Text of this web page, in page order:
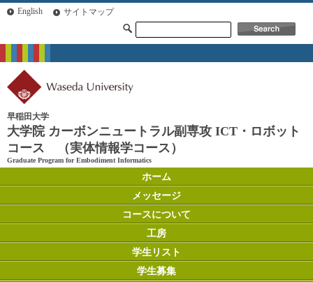
English サイトマップ
早稲田大学
大学院 カーボンニュートラル副専攻 ICT・ロボット
コース （実体情報学コース）
Graduate Program for Embodiment Informatics
ホーム
メッセージ
コースについて
工房
学生リスト
学生募集